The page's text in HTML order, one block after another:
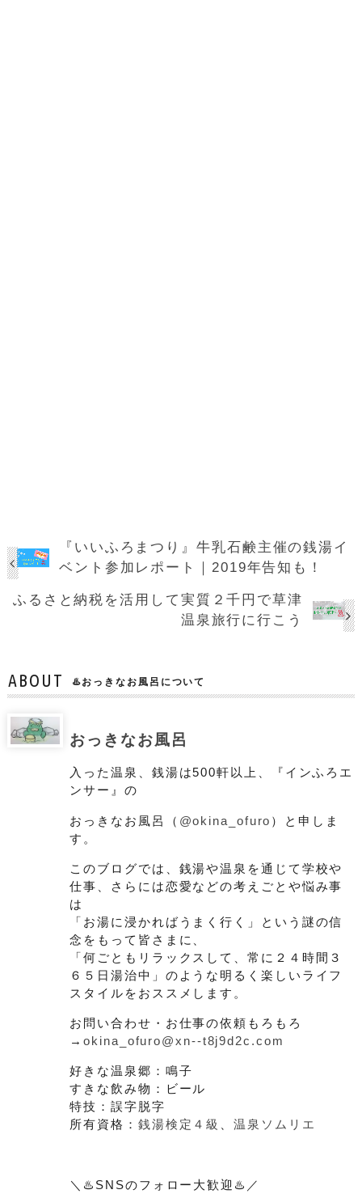
『いいふろまつり』牛乳石鹸主催の銭湯イ
ベント参加レポート｜2019年告知も！
ふるさと納税を活用して実質２千円で草津
温泉旅行に行こう
ABOUT ♨️おっきなお風呂について
おっきなお風呂
入った温泉、銭湯は500軒以上、『インふろエ
ンサー』の
おっきなお風呂（ @okina_ofuro ）と申しま
す。
このブログでは、銭湯や温泉を通じて学校や
仕事、さらには恋愛などの考えごとや悩み事
は
「お湯に浸かればうまく行く」という謎の信
念をもって皆さまに、
「何ごともリラックスして、常に２４時間３
６５日湯治中」のような明るく楽しいライフ
スタイルをおススメします。
お問い合わせ・お仕事の依頼もろもろ
→okina_ofuro@xn--t8j9d2c.com
好きな温泉郷：鳴子
すきな飲み物：ビール
特技：誤字脱字
所有資格： 銭湯検定４級 、温泉ソムリエ
＼♨️SNSのフォロー大歓迎♨️／